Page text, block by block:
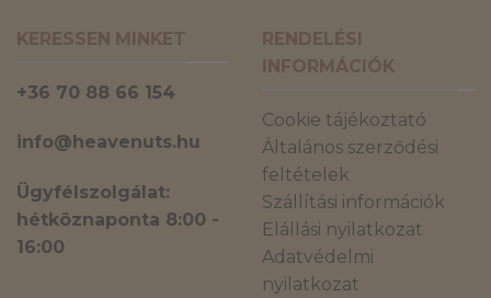
KERESSEN MINKET
+36 70 88 66 154
info@heavenuts.hu
Ügyfélszolgálat:
hétköznaponta 8:00 -
16:00
RENDELÉSI
INFORMÁCIÓK
Cookie tájékoztató
Általános szerződési
feltételek
Szállítási információk
Elállási nyilatkozat
Adatvédelmi
nyilatkozat